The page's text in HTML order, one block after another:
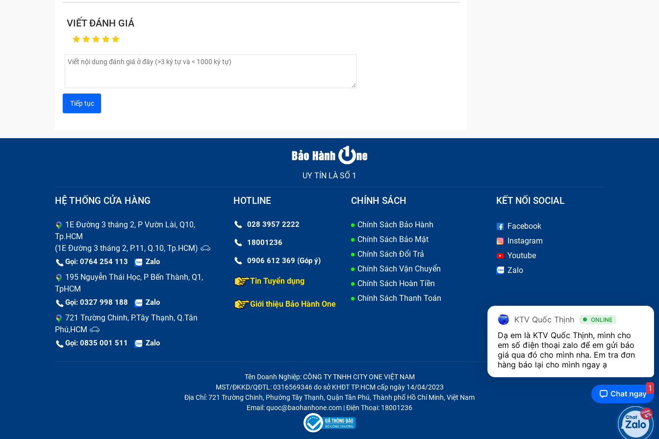
Bạn để Dây Nút Nguồn Sky A870 (đã tính công) bị dính bụi, nước,...khiến cho linh kiện bị ẩm khiến cho nút
Một nguyên nhân nữa có thể do xung đột phần mềm với bên thứ ba khi bạn cài quá nhiều ứng dụng không
tương thích.
thay nút nguồn Dây Nút Nguồn Sky A870 (đã tính công) bao nhiêu?
Thay sửa nút nguồn Dây Nút Nguồn Sky A870 (đã tính công) mất bao nhiêu thời gian?
Hàng ngày công việc, cuộc sống bận rộn khiến bạn không có nhiều thời gian đi sửa chữa hay thay thế linh kiện
cho Dây Nút Nguồn Sky A870 (đã tính công) của mình. Bạn lo lắng phải đi lại nhiều lần mà không được việc,
chờ đợi linh kiện thay thế mất nhiều thời gian. Đừng băn khoăn bởi tại tất cả chi nhánh của Bảo Hành One đều
luôn có sẵn đầy đủ các loại nút nguồn Dây Nút Nguồn Sky A870 (đã tính công) để bạn lựa chọn và sử dụng
dịch vụ..
VIẾT ĐÁNH GIÁ
UY TÍN LÀ SỐ 1
HỆ THỐNG CỬA HÀNG
1E Đường 3 tháng 2, P Vườn Lài, Q10,
Tp.HCM
(1E Đường 3 tháng 2, P.11, Q.10, Tp.HCM)
Gọi: 0764 254 113 Zalo
195 Nguyễn Thái Học, P Bến Thành, Q1,
TpHCM
Gọi: 0327 998 188 Zalo
721 Trường Chinh, P.Tây Thạnh, Q.Tân
Phú,HCM
Gọi: 0835 001 511 Zalo
HOTLINE
028 3957 2222
18001236
0906 612 369 (Góp ý)
Tin Tuyển dụng
Giới thiệu Bảo Hành One
CHÍNH SÁCH
Chính Sách Bảo Hành
Chính Sách Bảo Mật
Chính Sách Đổi Trả
Chính Sách Vận Chuyển
Chính Sách Hoàn Tiền
Chính Sách Thanh Toán
KẾT NỐI SOCIAL
Facebook
Instagram
Youtube
Zalo
Tên Doanh Nghiệp: CÔNG TY TNHH CITY ONE VIỆT NAM
MST/ĐKKD/QĐTL: 0316569346 do sở KHĐT TP.HCM cấp ngày 14/04/2023
Địa Chỉ: 721 Trường Chinh, Phường Tây Thạnh, Quận Tân Phú, Thành phố Hồ Chí Minh, Việt Nam
Email: quoc@baohanhone.com | Điện Thoại: 18001236
KTV Quốc Thịnh ONLINE
Dạ em là KTV Quốc Thịnh, mình cho
em số điện thoại zalo để em gửi báo
giá qua đó cho mình nha. Em tra đơn
hàng báo lại cho mình ngay ạ
1